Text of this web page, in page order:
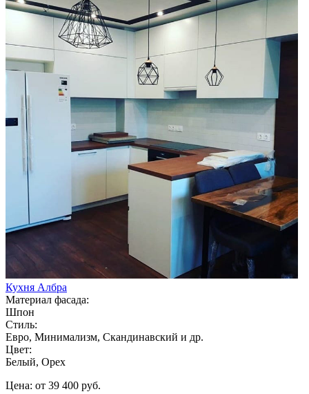
Кухня Албра
Материал фасада:
Шпон
Стиль:
Евро, Минимализм, Скандинавский и др.
Цвет:
Белый, Орех
Цена: от 39 400 руб.